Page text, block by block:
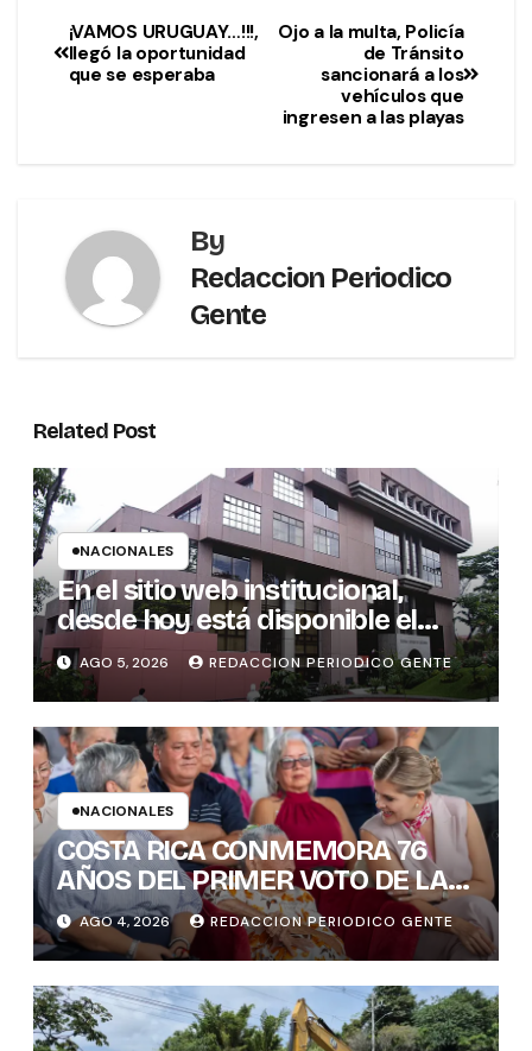
Ojo a la multa, Policía
de Tránsito
sancionará a los
vehículos que
ingresen a las playas
¡VAMOS URUGUAY…!!!,
llegó la oportunidad
que se esperaba
By
Redaccion Periodico
Gente
Related Post
NACIONALES
En el sitio web institucional,
desde hoy está disponible el
sistema “Matrimonio en Línea”
para los notarios del país
AGO 5, 2026 REDACCION PERIODICO GENTE
NACIONALES
COSTA RICA CONMEMORA 76
AÑOS DEL PRIMER VOTO DE LAS
MUJERES , INAMU BRINDA
HOMENAJE A UNA DE LAS
PRIMERAS MUJERES VOTANTES
DE COSTARICA
AGO 4, 2026 REDACCION PERIODICO GENTE